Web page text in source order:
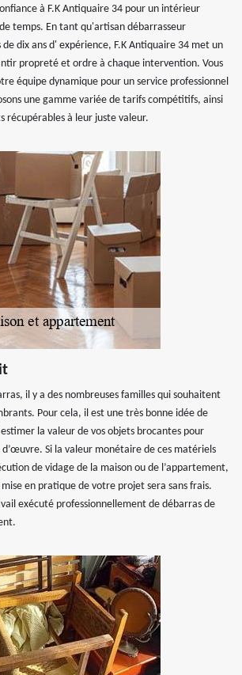
à F.K Antiquaire 34 pour un intérieur
temps. En tant qu'artisan débarrasseur
de dix ans d' expérience, F.K Antiquaire 34 met un
propreté et ordre à chaque intervention. Vous
équipe dynamique pour un service professionnel
une gamme variée de tarifs compétitifs, ainsi
récupérables à leur juste valeur.
il y a des nombreuses familles qui souhaitent
Pour cela, il est une très bonne idée de
la valeur de vos objets brocantes pour
d’œuvre. Si la valeur monétaire de ces matériels
de vidage de la maison ou de l’appartement,
mise en pratique de votre projet sera sans frais.
exécuté professionnellement de débarras de